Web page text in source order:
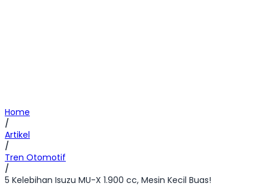
Home
/
Artikel
/
Tren Otomotif
/
5 Kelebihan Isuzu MU-X 1.900 cc, Mesin Kecil Buas!